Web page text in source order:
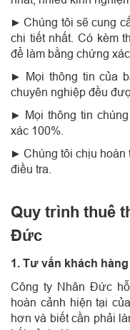
► Chúng tôi sẽ cung
chi tiết nhất. Có kèm
để làm bằng chứng xác
►
Mọi thông tin của
chuyên nghiệp đều
► Mọi thông tin
xác 100%.
► Chúng tôi chịu
điều tra.
Quy trình thuê
Đức
1. Tư vấn khách
Công ty Nhân Đức
hoàn cảnh hiện tại
hơn và biết cần phải